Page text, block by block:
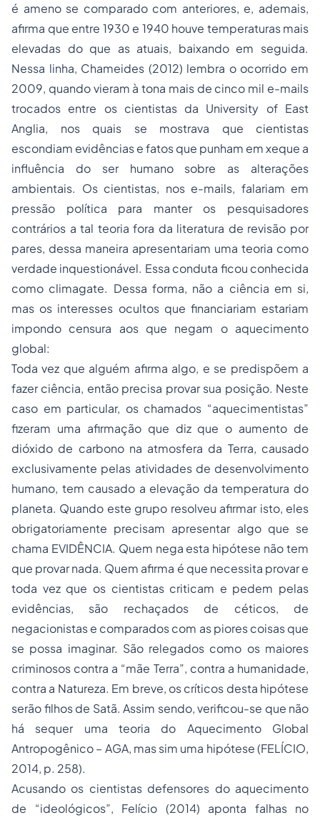
é ameno se comparado com anteriores, e, ademais,
afirma que entre 1930 e 1940 houve temperaturas mais
elevadas do que as atuais, baixando em seguida.
Nessa linha, Chameides (2012) lembra o ocorrido em
2009, quando vieram à tona mais de cinco mil e-mails
trocados entre os cientistas da University of East
Anglia, nos quais se mostrava que cientistas
escondiam evidências e fatos que punham em xeque a
influência do ser humano sobre as alterações
ambientais. Os cientistas, nos e-mails, falariam em
pressão política para manter os pesquisadores
contrários a tal teoria fora da literatura de revisão por
pares, dessa maneira apresentariam uma teoria como
verdade inquestionável. Essa conduta ficou conhecida
como climagate. Dessa forma, não a ciência em si,
mas os interesses ocultos que financiariam estariam
impondo censura aos que negam o aquecimento
global:
Toda vez que alguém afirma algo, e se predispõem a
fazer ciência, então precisa provar sua posição. Neste
caso em particular, os chamados “aquecimentistas”
fizeram uma afirmação que diz que o aumento de
dióxido de carbono na atmosfera da Terra, causado
exclusivamente pelas atividades de desenvolvimento
humano, tem causado a elevação da temperatura do
planeta. Quando este grupo resolveu afirmar isto, eles
obrigatoriamente precisam apresentar algo que se
chama EVIDÊNCIA. Quem nega esta hipótese não tem
que provar nada. Quem afirma é que necessita provar e
toda vez que os cientistas criticam e pedem pelas
evidências, são rechaçados de céticos, de
negacionistas e comparados com as piores coisas que
se possa imaginar. São relegados como os maiores
criminosos contra a “mãe Terra”, contra a humanidade,
contra a Natureza. Em breve, os críticos desta hipótese
serão filhos de Satã. Assim sendo, verificou-se que não
há sequer uma teoria do Aquecimento Global
Antropogênico – AGA, mas sim uma hipótese (FELÍCIO,
2014, p. 258).
Acusando os cientistas defensores do aquecimento
de “ideológicos”, Felício (2014) aponta falhas no